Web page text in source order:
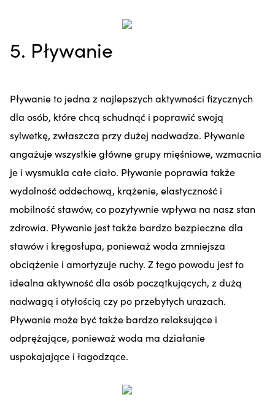
5. Pływanie
Pływanie to jedna z najlepszych aktywności fizycznych
dla osób, które chcą schudnąć i poprawić swoją
sylwetkę, zwłaszcza przy dużej nadwadze. Pływanie
angażuje wszystkie główne grupy mięśniowe, wzmacnia
je i wysmukla całe ciało. Pływanie poprawia także
wydolność oddechową, krążenie, elastyczność i
mobilność stawów, co pozytywnie wpływa na nasz stan
zdrowia. Pływanie jest także bardzo bezpieczne dla
stawów i kręgosłupa, ponieważ woda zmniejsza
obciążenie i amortyzuje ruchy. Z tego powodu jest to
idealna aktywność dla osób początkujących, z dużą
nadwagą i otyłością czy po przebytych urazach.
Pływanie może być także bardzo relaksujące i
odprężające, ponieważ woda ma działanie
uspokajające i łagodzące.